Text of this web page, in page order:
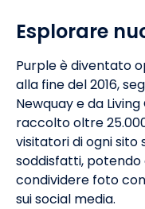
Esplorare
Purple è diventato
alla fine del 2016,
Newquay e da
raccolto oltre
visitatori di ogni sito
soddisfatti,
condividere foto
sui social media.